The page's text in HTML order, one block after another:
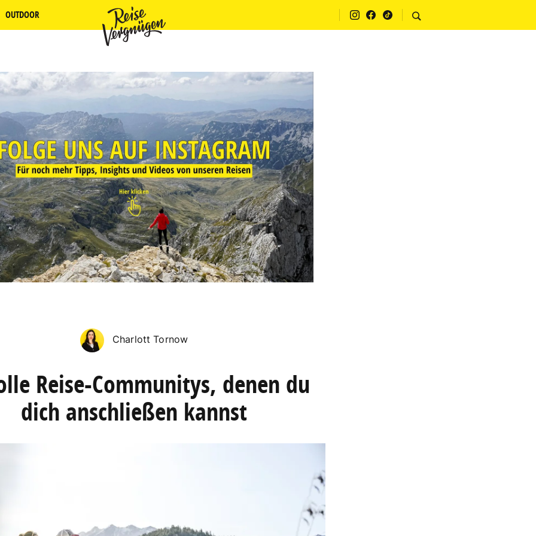
OUTDOOR
Charlott Tornow
Reise-Communitys, denen du
dich anschließen kannst